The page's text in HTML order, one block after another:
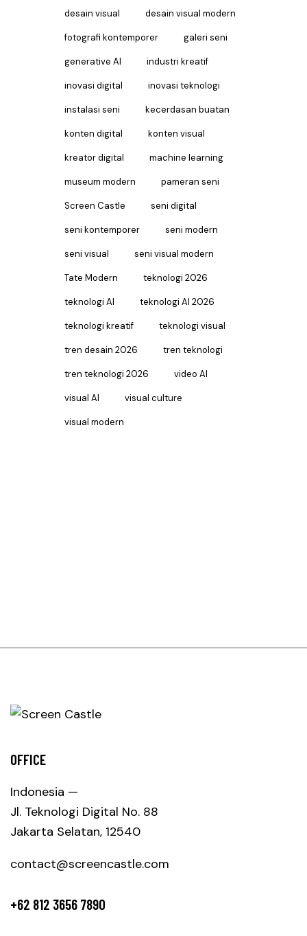
desain visual desain visual modern
fotografi kontemporer galeri seni
generative AI industri kreatif
inovasi digital inovasi teknologi
instalasi seni kecerdasan buatan
konten digital konten visual
kreator digital machine learning
museum modern pameran seni
Screen Castle seni digital
seni kontemporer seni modern
seni visual seni visual modern
Tate Modern teknologi 2026
teknologi AI teknologi AI 2026
teknologi kreatif teknologi visual
tren desain 2026 tren teknologi
tren teknologi 2026 video AI
visual AI visual culture
visual modern
OFFICE
Indonesia —
Jl. Teknologi Digital No. 88
Jakarta Selatan, 12540
contact@screencastle.com
+62 812 3656 7890